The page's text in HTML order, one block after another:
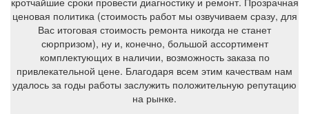
ценовая политика (стоимость работ мы озвучиваем сразу, для
Вас итоговая стоимость ремонта никогда не станет
сюрпризом), ну и, конечно, большой ассортимент
комплектующих в наличии, возможность заказа по
привлекательной цене. Благодаря всем этим качествам нам
удалось за годы работы заслужить положительную репутацию
на рынке.